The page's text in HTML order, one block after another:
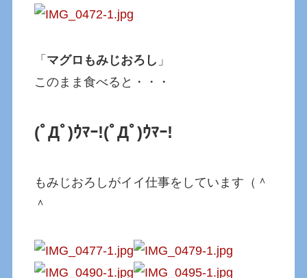
「 マグロもみじおろし 」
このまま食べると・・・
(ﾟДﾟ)ｳﾏｰ!(ﾟДﾟ)ｳﾏｰ!
もみじおろしがイイ仕事をしています（＾
＾